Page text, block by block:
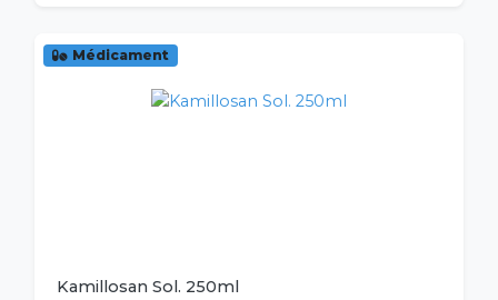
Médicament
Kamillosan Sol. 250ml